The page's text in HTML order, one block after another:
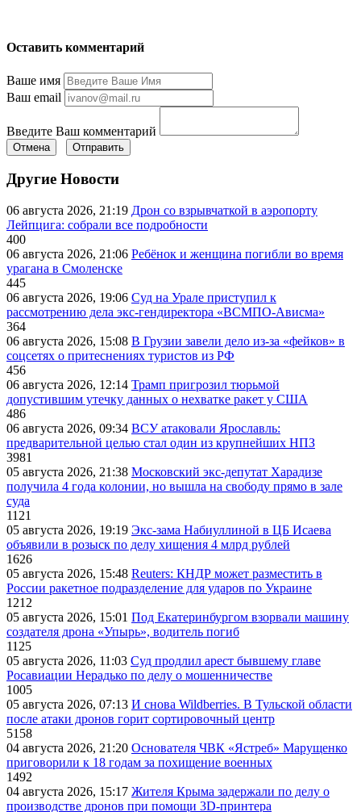
Оставить комментарий
Ваше имя
Ваш email
Введите Ваш комментарий
Отмена Отправить
Другие Новости
06 августа 2026, 21:19 Дрон со взрывчаткой в аэропорту
Лейпцига: собрали все подробности
400
06 августа 2026, 21:06 Ребёнок и женщина погибли во время
урагана в Смоленске
445
06 августа 2026, 19:06 Суд на Урале приступил к
рассмотрению дела экс-гендиректора «ВСМПО-Ависма»
364
06 августа 2026, 15:08 В Грузии завели дело из-за «фейков» в
соцсетях о притеснениях туристов из РФ
456
06 августа 2026, 12:14 Трамп пригрозил тюрьмой
допустившим утечку данных о нехватке ракет у США
486
06 августа 2026, 09:34 ВСУ атаковали Ярославль:
предварительной целью стал один из крупнейших НПЗ
3981
05 августа 2026, 21:38 Московский экс-депутат Харадизе
получила 4 года колонии, но вышла на свободу прямо в зале
суда
1121
05 августа 2026, 19:19 Экс-зама Набиуллиной в ЦБ Исаева
объявили в розыск по делу хищения 4 млрд рублей
1626
05 августа 2026, 15:48 Reuters: КНДР может разместить в
России ракетное подразделение для ударов по Украине
1212
05 августа 2026, 15:01 Под Екатеринбургом взорвали машину
создателя дрона «Упырь», водитель погиб
1125
05 августа 2026, 11:03 Суд продлил арест бывшему главе
Росавиации Нерадько по делу о мошенничестве
1005
05 августа 2026, 07:13 И снова Wildberries. В Тульской области
после атаки дронов горит сортировочный центр
5158
04 августа 2026, 21:20 Основателя ЧВК «Ястреб» Марущенко
приговорили к 18 годам за похищение военных
1492
04 августа 2026, 15:17 Жителя Крыма задержали по делу о
производстве дронов при помощи 3D‑принтера